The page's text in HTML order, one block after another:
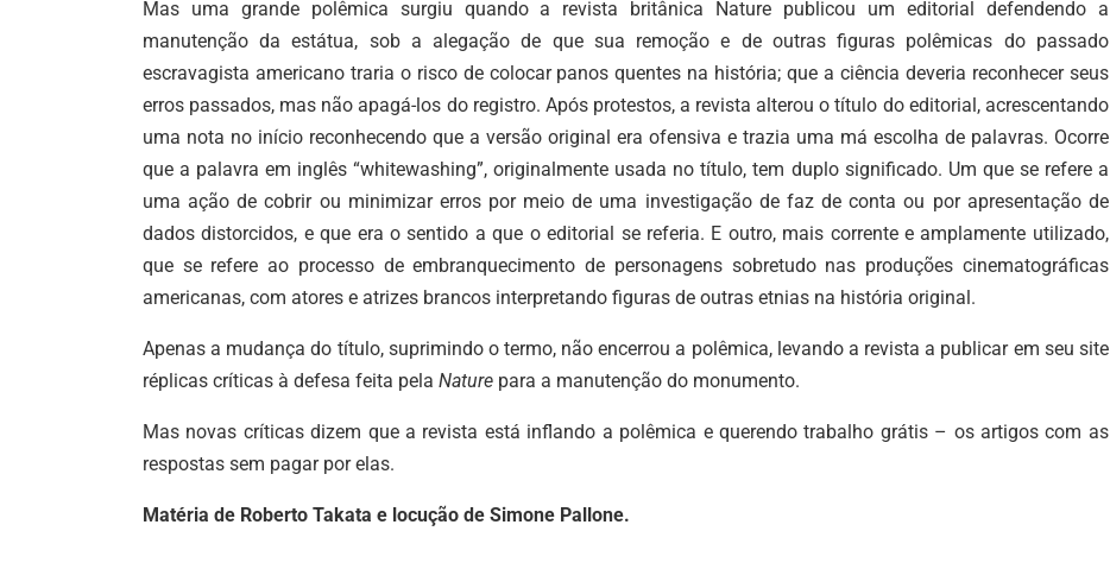
Mas uma grande polêmica surgiu quando a revista britânica Nature publicou um editorial defendendo a
manutenção da estátua, sob a alegação de que sua remoção e de outras figuras polêmicas do passado
escravagista americano traria o risco de colocar panos quentes na história; que a ciência deveria reconhecer seus
erros passados, mas não apagá-los do registro. Após protestos, a revista alterou o título do editorial, acrescentando
uma nota no início reconhecendo que a versão original era ofensiva e trazia uma má escolha de palavras. Ocorre
que a palavra em inglês “whitewashing”, originalmente usada no título, tem duplo significado. Um que se refere a
uma ação de cobrir ou minimizar erros por meio de uma investigação de faz de conta ou por apresentação de
dados distorcidos, e que era o sentido a que o editorial se referia. E outro, mais corrente e amplamente utilizado,
que se refere ao processo de embranquecimento de personagens sobretudo nas produções cinematográficas
americanas, com atores e atrizes brancos interpretando figuras de outras etnias na história original.
Apenas a mudança do título, suprimindo o termo, não encerrou a polêmica, levando a revista a publicar em seu site
réplicas críticas à defesa feita pela Nature para a manutenção do monumento.
Mas novas críticas dizem que a revista está inflando a polêmica e querendo trabalho grátis – os artigos com as
respostas sem pagar por elas.
Matéria de Roberto Takata e locução de Simone Pallone.